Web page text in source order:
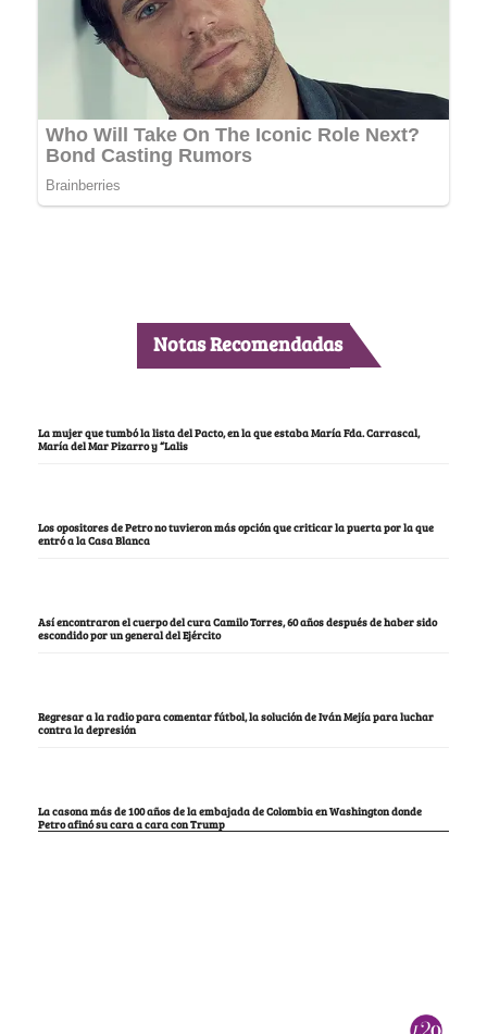
Notas Recomendadas
La mujer que tumbó la lista del Pacto, en la que estaba María Fda. Carrascal,
María del Mar Pizarro y “Lalis
Los opositores de Petro no tuvieron más opción que criticar la puerta por la que
entró a la Casa Blanca
Así encontraron el cuerpo del cura Camilo Torres, 60 años después de haber sido
escondido por un general del Ejército
Regresar a la radio para comentar fútbol, la solución de Iván Mejía para luchar
contra la depresión
La casona más de 100 años de la embajada de Colombia en Washington donde
Petro afinó su cara a cara con Trump